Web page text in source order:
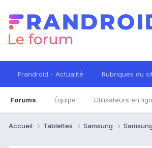
Frandroid - Actualité Rubriques du
Forums Équipe Utilisateurs en
Accueil Tablettes Samsung